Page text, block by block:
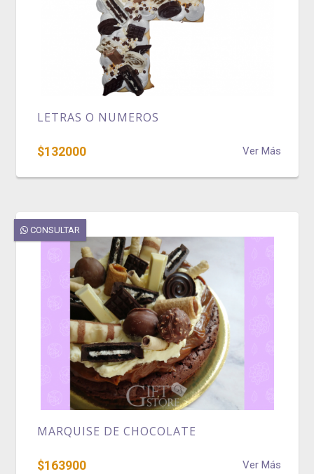
LETRAS O NUMEROS
$132000 Ver Más
CONSULTAR
MARQUISE DE CHOCOLATE
$163900 Ver Más